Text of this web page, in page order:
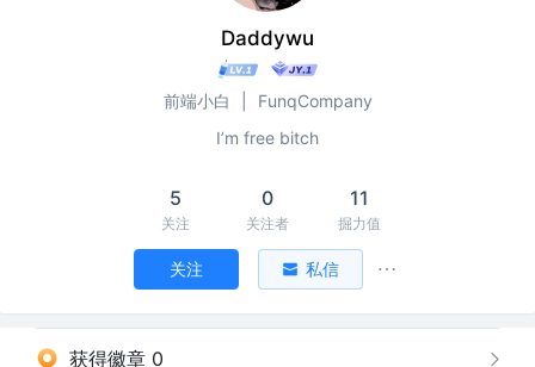
Daddywu
前端小白
FunqCompany
I’m free bitch
5
关注
0
关注者
11
掘力值
关注 私信
获得徽章 0